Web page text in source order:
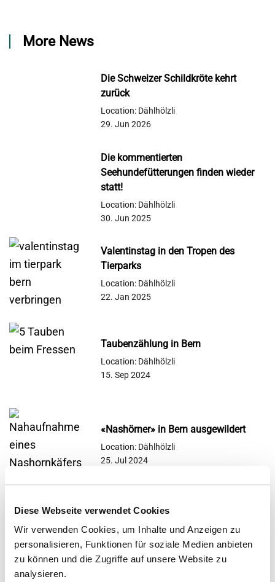
Diese Webseite verwendet Cookies
Wir verwenden Cookies, um Inhalte und Anzeigen zu
personalisieren, Funktionen für soziale Medien anbieten
zu können und die Zugriffe auf unsere Website zu
analysieren.
More News
Die Schweizer Schildkröte kehrt
zurück
Location: Dählhölzli
29. Jun 2026
Die kommentierten
Seehundefütterungen finden wieder
statt!
Location: Dählhölzli
30. Jun 2025
Valentinstag in den Tropen des
Tierparks
Location: Dählhölzli
22. Jan 2025
Taubenzählung in Bern
Location: Dählhölzli
15. Sep 2024
«Nashörner» in Bern ausgewildert
Location: Dählhölzli
25. Jul 2024
Support this species with an animal
sponsorship